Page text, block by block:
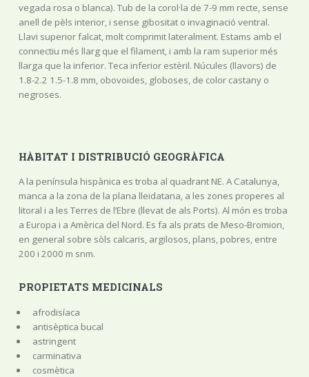
vegada rosa o blanca). Tub de la corol·la de 7-9 mm recte, sense
anell de pèls interior, i sense gibositat o invaginació ventral.
Llavi superior falcat, molt comprimit lateralment. Estams amb el
connectiu més llarg que el filament, i amb la ram superior més
llarga que la inferior. Teca inferior estèril. Núcules (llavors) de
1.8-2.2 1.5-1.8 mm, obovoides, globoses, de color castany o
negroses.
HÀBITAT I DISTRIBUCIÓ GEOGRÀFICA
A la península hispànica es troba al quadrant NE. A Catalunya,
manca a la zona de la plana lleidatana, a les zones properes al
litoral i a les Terres de l’Ebre (llevat de als Ports). Al món es troba
a Europa i a Amèrica del Nord. Es fa als prats de Meso-Bromion,
en general sobre sòls calcaris, argilosos, plans, pobres, entre
200 i 2000 m snm.
PROPIETATS MEDICINALS
afrodisíaca
antisèptica bucal
astringent
carminativa
cosmètica